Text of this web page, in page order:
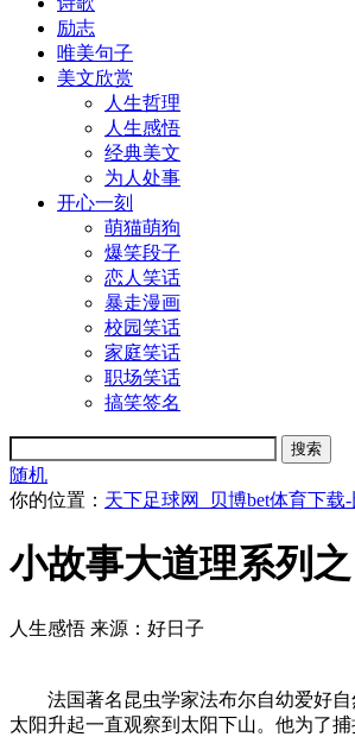
励志
唯美句子
美文欣赏
人生哲理
人生感悟
经典美文
为人处事
开心一刻
萌猫萌狗
爆笑段子
恋人笑话
暴走漫画
校园笑话
家庭笑话
职场笑话
搞笑签名
随机
你的位置： 天下足球网_贝博bet体育下载
小故事大道理系列
人生感悟 来源：好日子
法国著名昆虫学家法布尔自幼爱好自
太阳升起一直观察到太阳下山。他为了